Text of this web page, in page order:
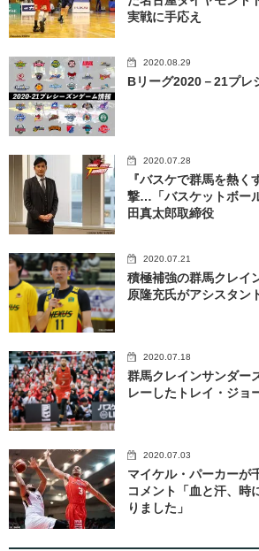
実戦に手応え
2020.08.29
Bリーグ2020－21プレ
2020.07.28
『バスケで群馬を熱
撃…「バスケットボー
田真太郎取締役
2020.07.21
積極補強の群馬クレイ
原隆充氏がアシスタン
2020.07.18
群馬クレインサンダー
レーしたトレイ・ジョ
2020.07.03
マイケル・パーカーが
コメント「血と汗、時
りました」